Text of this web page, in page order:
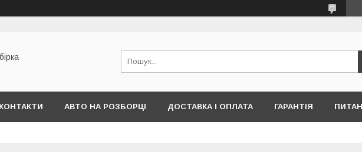
КОНТАКТИ АВТО НА РОЗБОРЦІ ДОСТАВКА І ОПЛАТА ГАРАНТІЯ